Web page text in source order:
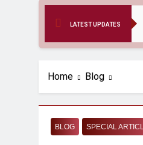
LATEST UPDATES
Home Blog
BLOG SPECIAL